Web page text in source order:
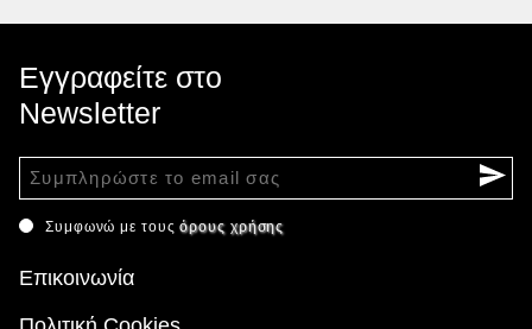
Εγγραφείτε στο
Newsletter
Συμφωνώ με τουςόρους χρήσης
Επικοινωνία